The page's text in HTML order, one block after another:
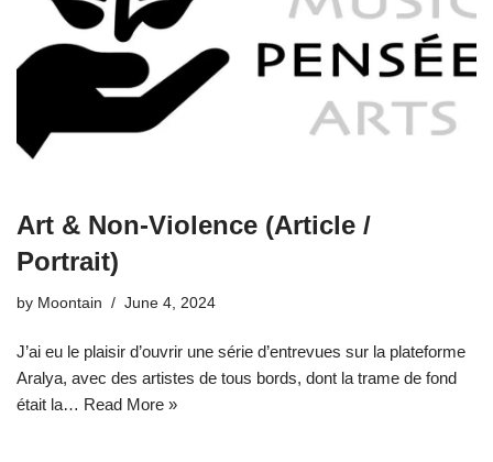
Art & Non-Violence (Article /
Portrait)
by Moontain June 4, 2024
J’ai eu le plaisir d’ouvrir une série d’entrevues sur la plateforme
Aralya, avec des artistes de tous bords, dont la trame de fond
était la… Read More »